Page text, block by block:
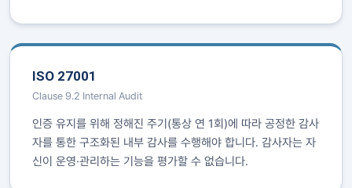
ISO 27001
Clause 9.2 Internal Audit
인증 유지를 위해 정해진 주기(통상 연 1회)에 따라 공정한 감사
자를 통한 구조화된 내부 감사를 수행해야 합니다. 감사자는 자
신이 운영·관리하는 기능을 평가할 수 없습니다.